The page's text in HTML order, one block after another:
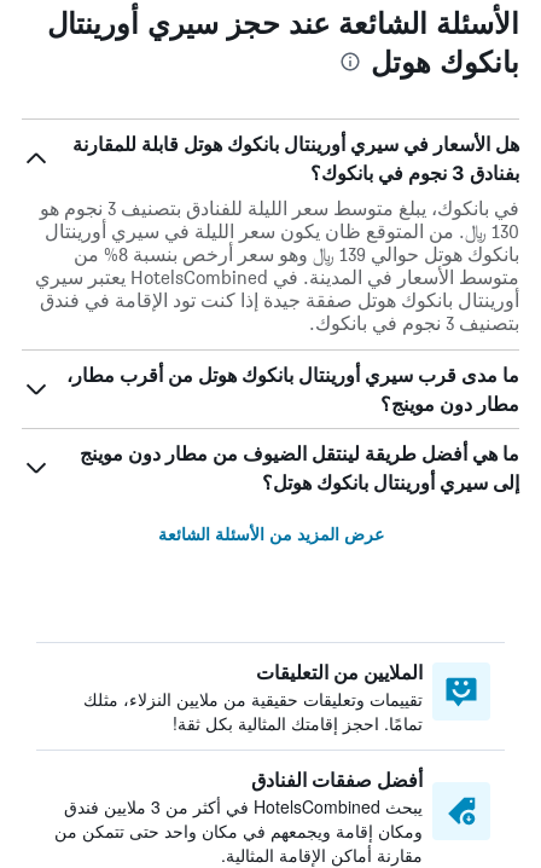
الأسئلة الشائعة عند حجز سيري أورينتال
بانكوك هوتل
هل الأسعار في سيري أورينتال بانكوك هوتل قابلة للمقارنة
بفنادق 3 نجوم في بانكوك؟
في بانكوك، يبلغ متوسط ​​سعر الليلة للفنادق بتصنيف 3 نجوم هو
130 ﷼. من المتوقع ظان يكون سعر الليلة في سيري أورينتال
بانكوك هوتل حوالي 139 ﷼ وهو سعر أرخص بنسبة 8% من
متوسط الأسعار في المدينة. في HotelsCombined يعتبر سيري
أورينتال بانكوك هوتل صفقة جيدة إذا كنت تود الإقامة في فندق
بتصنيف 3 نجوم في بانكوك.
ما مدى قرب سيري أورينتال بانكوك هوتل من أقرب مطار،
مطار دون موينج؟
ما هي أفضل طريقة لينتقل الضيوف من مطار دون موينج
إلى سيري أورينتال بانكوك هوتل؟
عرض المزيد من الأسئلة الشائعة
الملايين من التعليقات
تقييمات وتعليقات حقيقية من ملايين النزلاء، مثلك
تمامًا. احجز إقامتك المثالية بكل ثقة!
أفضل صفقات الفنادق
يبحث HotelsCombined في أكثر من 3 ملايين فندق
ومكان إقامة ويجمعهم في مكان واحد حتى تتمكن من
مقارنة أماكن الإقامة المثالية.